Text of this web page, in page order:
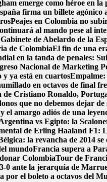
emerge como héroe en
firma un billete agónico
Peajes en Colombia no
al mando pese al
de Abelardo de la
de ColombiaEl fin de una
en la tanda de penales:
Nacional de Marketing
ya está en cuartosEmpalme:
en octavos de final
Cristiano Ronaldo,
que no debemos dejar de
el amargo adiós de una
vs Egipto: la
de Erling Haaland F1:
la revancha de 2014
mundoFrancia supera a
ColombiaTour de
0 ante la jerarquía de
por el boleto a octavos del